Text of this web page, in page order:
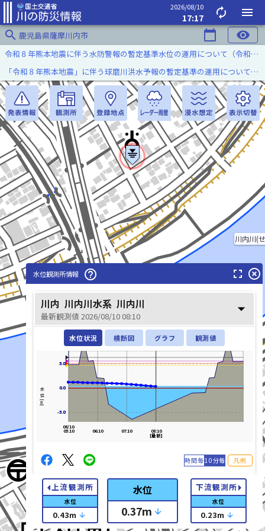
2026/08/10
17:17 autorenew
menu
search 鹿児島県薩摩川内市 calendar_today visibility
川内川(
令和８年熊本地震に伴う水防警報の暫定基準水位の運用について（令和８年８月７日）
「令和８年熊本地震」に伴う球磨川洪水予報の暫定基準の運用について（令和８年８月５日）
水位観測所情報 help_outline fullscreen highlight_off
川内 川内川水系 川内川
最新観測値 2026/08/10 08:10 arrow_drop_down
水位状況 横断図 グラフ 観測値
-5.0
0.0
5.0
水位[m]
-5.0
0.0
5.0
08:10
[最新]
07:10
06:10
08/10
05:10
時間毎10分毎 凡例
arrow_left上流観測所
水位
0.43m arrow_downward
水位
0.37m arrow_downward
下流観測所arrow_right
水位
0.23m arrow_downward